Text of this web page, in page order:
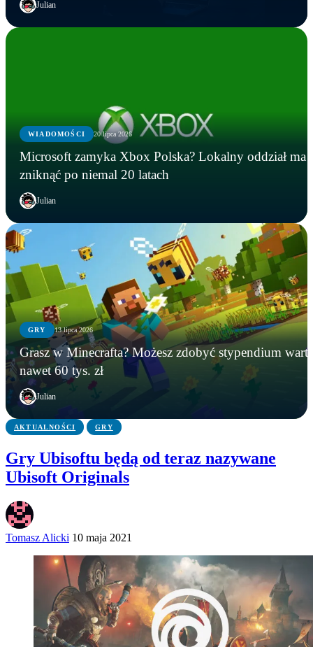
Julian
WIADOMOŚCI 20 lipca 2026
Microsoft zamyka Xbox Polska? Lokalny oddział ma
zniknąć po niemal 20 latach
Julian
GRY 13 lipca 2026
Grasz w Minecrafta? Możesz zdobyć stypendium warte
nawet 60 tys. zł
Julian
GRY
Instalowali gry na Steamie, a tracili kryptowaluty.
FBI zatrzymało podejrzanego
WIADOMOŚCI
Microsoft zamyka Xbox Polska? Lokalny oddział
ma zniknąć po niemal 20 latach
GRY
Grasz w Minecrafta? Możesz zdobyć stypendium
warte nawet 60 tys. zł
AKTUALNOŚCI GRY
Gry Ubisoftu będą od teraz nazywane
Ubisoft Originals
Tomasz Alicki 10 maja 2021